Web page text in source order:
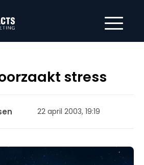
stress
22 april 2003, 19:19